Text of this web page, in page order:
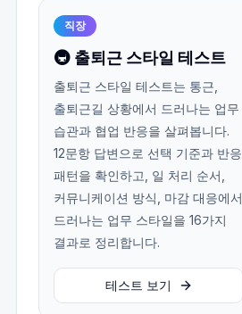
직장
🚇 출퇴근 스타일 테스트
출퇴근 스타일 테스트는 통근,
출퇴근길 상황에서 드러나는 업무
습관과 협업 반응을 살펴봅니다.
12문항 답변으로 선택 기준과 반응
패턴을 확인하고, 일 처리 순서,
커뮤니케이션 방식, 마감 대응에서
드러나는 업무 스타일을 16가지
결과로 정리합니다.
테스트 보기